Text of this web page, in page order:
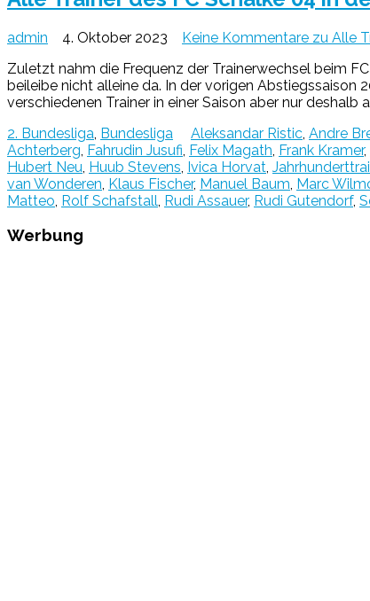
admin 4. Oktober 2023 Keine Kommentare zu Alle
Zuletzt nahm die Frequenz der Trainerwechsel beim
beileibe nicht alleine da. In der vorigen Abstiegssaison
verschiedenen Trainer in einer Saison aber nur deshalb
2. Bundesliga Bundesliga Aleksandar Ristic Andre
Achterberg Fahrudin Jusufi Felix Magath Frank Kramer,
Hubert Neu Huub Stevens Ivica Horvat
van Wonderen Klaus Fischer, Manuel Baum Marc
Matteo Rolf Schafstall Rudi Assauer, Rudi Gutendorf,
Werbung